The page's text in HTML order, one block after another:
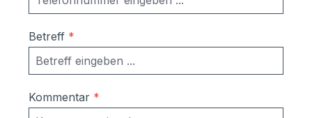
Betreff *
Kommentar *